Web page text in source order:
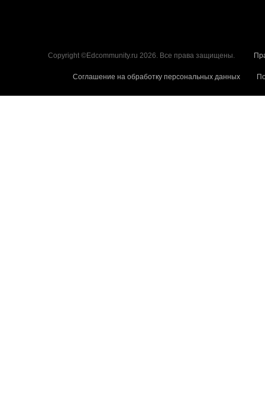
Copyright ©Edcommunity.ru 2026. Все права защищены.
Соглашение на обработку персональных данных